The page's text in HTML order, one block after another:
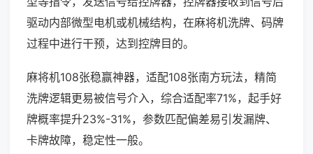
驱动内部微型电机或机械结构，在麻将机洗牌、码牌
过程中进行干预，达到控牌目的。
麻将机108张稳赢神器，适配108张南方玩法，精简
洗牌逻辑更易被信号介入，综合适配率71%，起手好
牌概率提升23%-31%，参数匹配偏差易引发漏牌、
卡牌故障，稳定性一般。